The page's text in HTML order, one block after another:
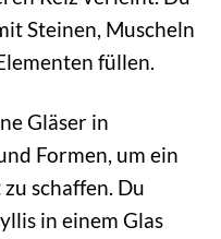
Steinen, Muscheln
füllen.
Gläser in
Formen, um ein
schaffen. Du
in einem Glas